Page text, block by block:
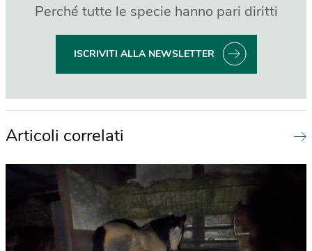
Perché tutte le specie hanno pari diritti
ISCRIVITI ALLA NEWSLETTER
Articoli correlati